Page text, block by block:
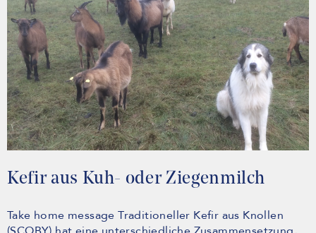
Kefir aus Kuh- oder Ziegenmilch
Take home message Traditioneller Kefir aus Knollen